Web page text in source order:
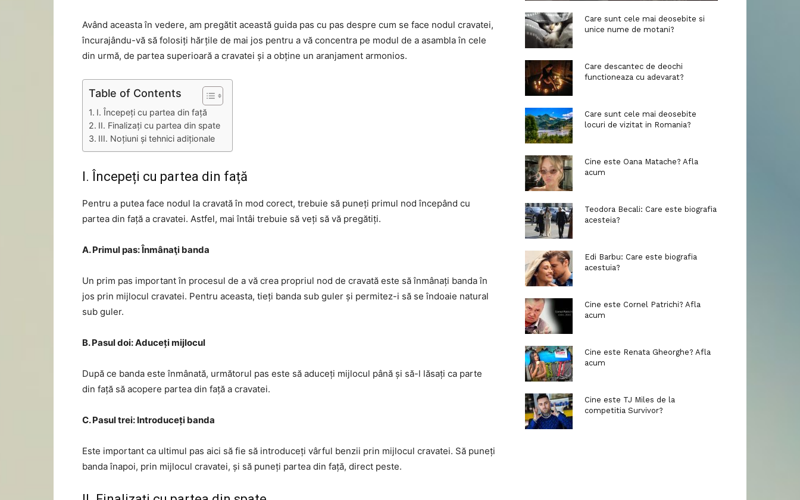
Având aceasta în vedere, am pregătit această guida pas cu pas despre cum se face nodul cravatei,
încurajându-vă să folosiți hărțile de mai jos pentru a vă concentra pe modul de a asambla în cele
din urmă, de partea superioară a cravatei și a obține un aranjament armonios.
Table of Contents
I. Începeți cu partea din față
II. Finalizați cu partea din spate
III. Noțiuni și tehnici adiționale
I. Începeți cu partea din față
Pentru a putea face nodul la cravată în mod corect, trebuie să puneți primul nod începând cu
partea din față a cravatei. Astfel, mai întâi trebuie să veți să vă pregătiți.
A. Primul pas: Înmânaţi banda
Un prim pas important în procesul de a vă crea propriul nod de cravată este să înmânați banda în
jos prin mijlocul cravatei. Pentru aceasta, tieți banda sub guler și permitez-i să se îndoaie natural
sub guler.
B. Pasul doi: Aduceți mijlocul
După ce banda este înmânată, următorul pas este să aduceți mijlocul până și să-l lăsați ca parte
din față să acopere partea din față a cravatei.
C. Pasul trei: Introduceți banda
Este important ca ultimul pas aici să fie să introduceți vârful benzii prin mijlocul cravatei. Să puneți
banda înapoi, prin mijlocul cravatei, și să puneți partea din față, direct peste.
Care sunt cele mai deosebite si
unice nume de motani?
Care descantec de deochi
functioneaza cu adevarat?
Care sunt cele mai deosebite
locuri de vizitat in Romania?
Cine este Oana Matache? Afla
acum
Teodora Becali: Care este biografia
acesteia?
Edi Barbu: Care este biografia
acestuia?
Cine este Cornel Patrichi? Afla
acum
Cine este Renata Gheorghe? Afla
acum
Cine este TJ Miles de la
competitia Survivor?